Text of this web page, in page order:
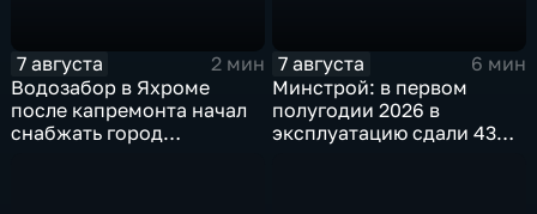
7 августа
2 мин
Водозабор в Яхроме
после капремонта начал
снабжать город
7 августа
6 мин
Минстрой: в первом
полугодии 2026 в
эксплуатацию сдали 43